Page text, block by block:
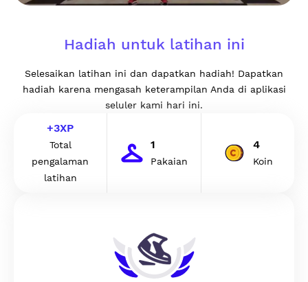
Hadiah untuk latihan ini
Selesaikan latihan ini dan dapatkan hadiah! Dapatkan
hadiah karena mengasah keterampilan Anda di aplikasi
seluler kami hari ini.
+3XP
Total
pengalaman
latihan
1
Pakaian
4
Koin